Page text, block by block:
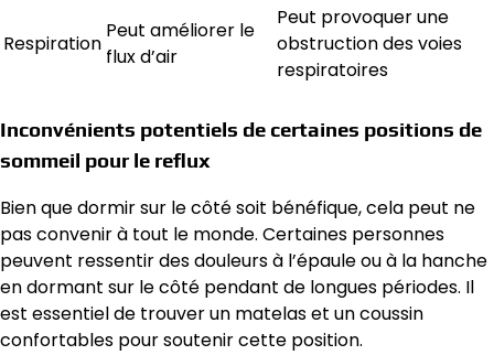
Respiration
Peut améliorer le
flux d’air
Peut provoquer une
obstruction des voies
respiratoires
Inconvénients potentiels de certaines positions de
sommeil pour le reflux
Bien que dormir sur le côté soit bénéfique, cela peut ne
pas convenir à tout le monde. Certaines personnes
peuvent ressentir des douleurs à l’épaule ou à la hanche
en dormant sur le côté pendant de longues périodes. Il
est essentiel de trouver un matelas et un coussin
confortables pour soutenir cette position.